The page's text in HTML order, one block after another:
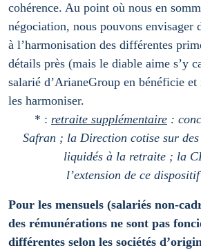
cohérence. Au point où nous en
négociation, nous pouvons envisager
à l’harmonisation des différentes
détails près (mais le diable aime s’y
salarié d’ArianeGroup en bénéficie et
les harmoniser.
* : retraite supplémentaire :
Safran ; la Direction cotise sur
liquidés à la retraite ; la
l’extension de ce
Pour les mensuels (salariés non-
des rémunérations ne sont pas
différentes selon les sociétés